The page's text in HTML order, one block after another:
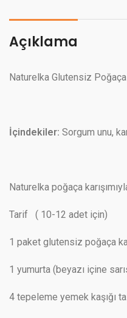
Açıklama
Naturelka Glutensiz Poğaça
İçindekiler: Sorgum unu,
Naturelka poğaça
Tarif ( 10-12 adet için)
1 paket glutensiz poğaça
1 yumurta (beyazı içine
4 tepeleme yemek kaşığı